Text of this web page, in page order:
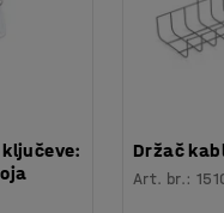
Držač
Art. br.: